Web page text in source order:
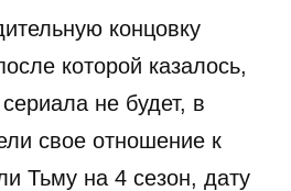
концовку
которой казалось,
не будет, в
свое отношение к
Тьму на 4 сезон, дату